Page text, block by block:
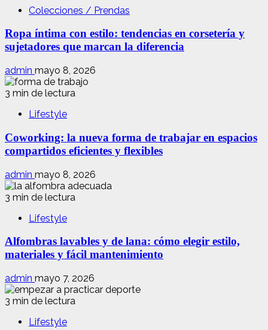
Colecciones / Prendas
Ropa íntima con estilo: tendencias en corsetería y
sujetadores que marcan la diferencia
admin mayo 8, 2026
3 min de lectura
Lifestyle
Coworking: la nueva forma de trabajar en espacios
compartidos eficientes y flexibles
admin mayo 8, 2026
3 min de lectura
Lifestyle
Alfombras lavables y de lana: cómo elegir estilo,
materiales y fácil mantenimiento
admin mayo 7, 2026
3 min de lectura
Lifestyle